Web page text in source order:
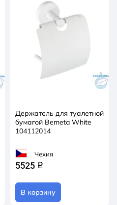
Держатель для туалетной
бумагой Bemeta White
104112014
Чехия
5525 q
В корзину